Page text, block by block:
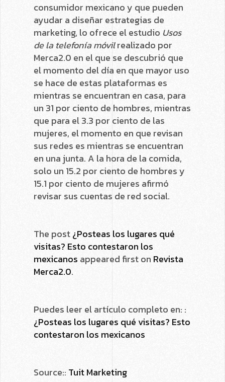
consumidor mexicano y que pueden
ayudar a diseñar estrategias de
marketing, lo ofrece el estudio Usos
de la telefonía móvilrealizado por
Merca2.0 en el que se descubrió que
el momento del día en que mayor uso
se hace de estas plataformas es
mientras se encuentran en casa, para
un 31 por ciento de hombres, mientras
que para el 3.3 por ciento de las
mujeres, el momento en que revisan
sus redes es mientras se encuentran
en una junta. A la hora de la comida,
solo un 15.2 por ciento de hombres y
15.1 por ciento de mujeres afirmó
revisar sus cuentas de red social.
The post¿Posteas los lugares qué
visitas? Esto contestaron los
mexicanos appeared first on Revista
Merca2.0.
Puedes leer el artículo completo en: :
¿Posteas los lugares qué visitas? Esto
contestaron los mexicanos
Source:: Tuit Marketing